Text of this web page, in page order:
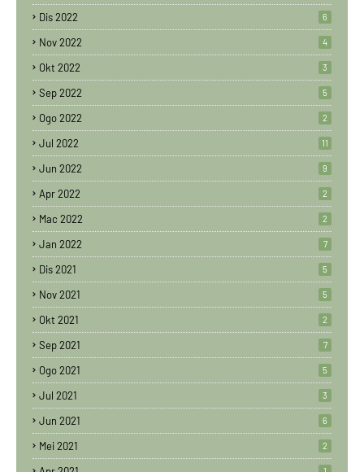
Dis 2022 6
Nov 2022 4
Okt 2022 3
Sep 2022 5
Ogo 2022 2
Jul 2022 11
Jun 2022 9
Apr 2022 2
Mac 2022 2
Jan 2022 7
Dis 2021 5
Nov 2021 5
Okt 2021 2
Sep 2021 7
Ogo 2021 5
Jul 2021 3
Jun 2021 6
Mei 2021 2